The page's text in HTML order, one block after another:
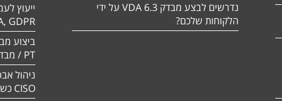
נדרשים לבצע מבדק VDA 6.3 על ידי
הלקוחות שלכם?
ייעוץ
GDPR
PT / מבדק חוסן
ניהול
CISO כשירות